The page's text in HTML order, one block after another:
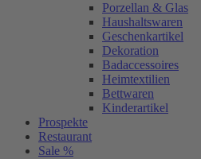
Porzellan & Glas
Haushaltswaren
Geschenkartikel
Dekoration
Badaccessoires
Heimtextilien
Bettwaren
Kinderartikel
Prospekte
Restaurant
Sale %